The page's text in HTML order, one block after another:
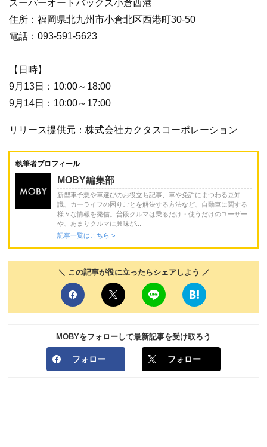
スーパーオートバックス小倉西港
住所：福岡県北九州市小倉北区西港町30-50
電話：093-591-5623
【日時】
9月13日：10:00～18:00
9月14日：10:00～17:00
リリース提供元：株式会社カクタスコーポレーション
執筆者プロフィール
MOBY編集部
新型車予想や車選びのお役立ち記事、車や免許にまつわる豆知
識、カーライフの困りごとを解決する方法など、自動車に関する
様々な情報を発信。普段クルマは乗るだけ・使うだけのユーザー
や、あまりクルマに興味が...
記事一覧はこちら >
＼ この記事が役に立ったらシェアしよう ／
MOBYをフォローして最新記事を受け取ろう
フォロー フォロー